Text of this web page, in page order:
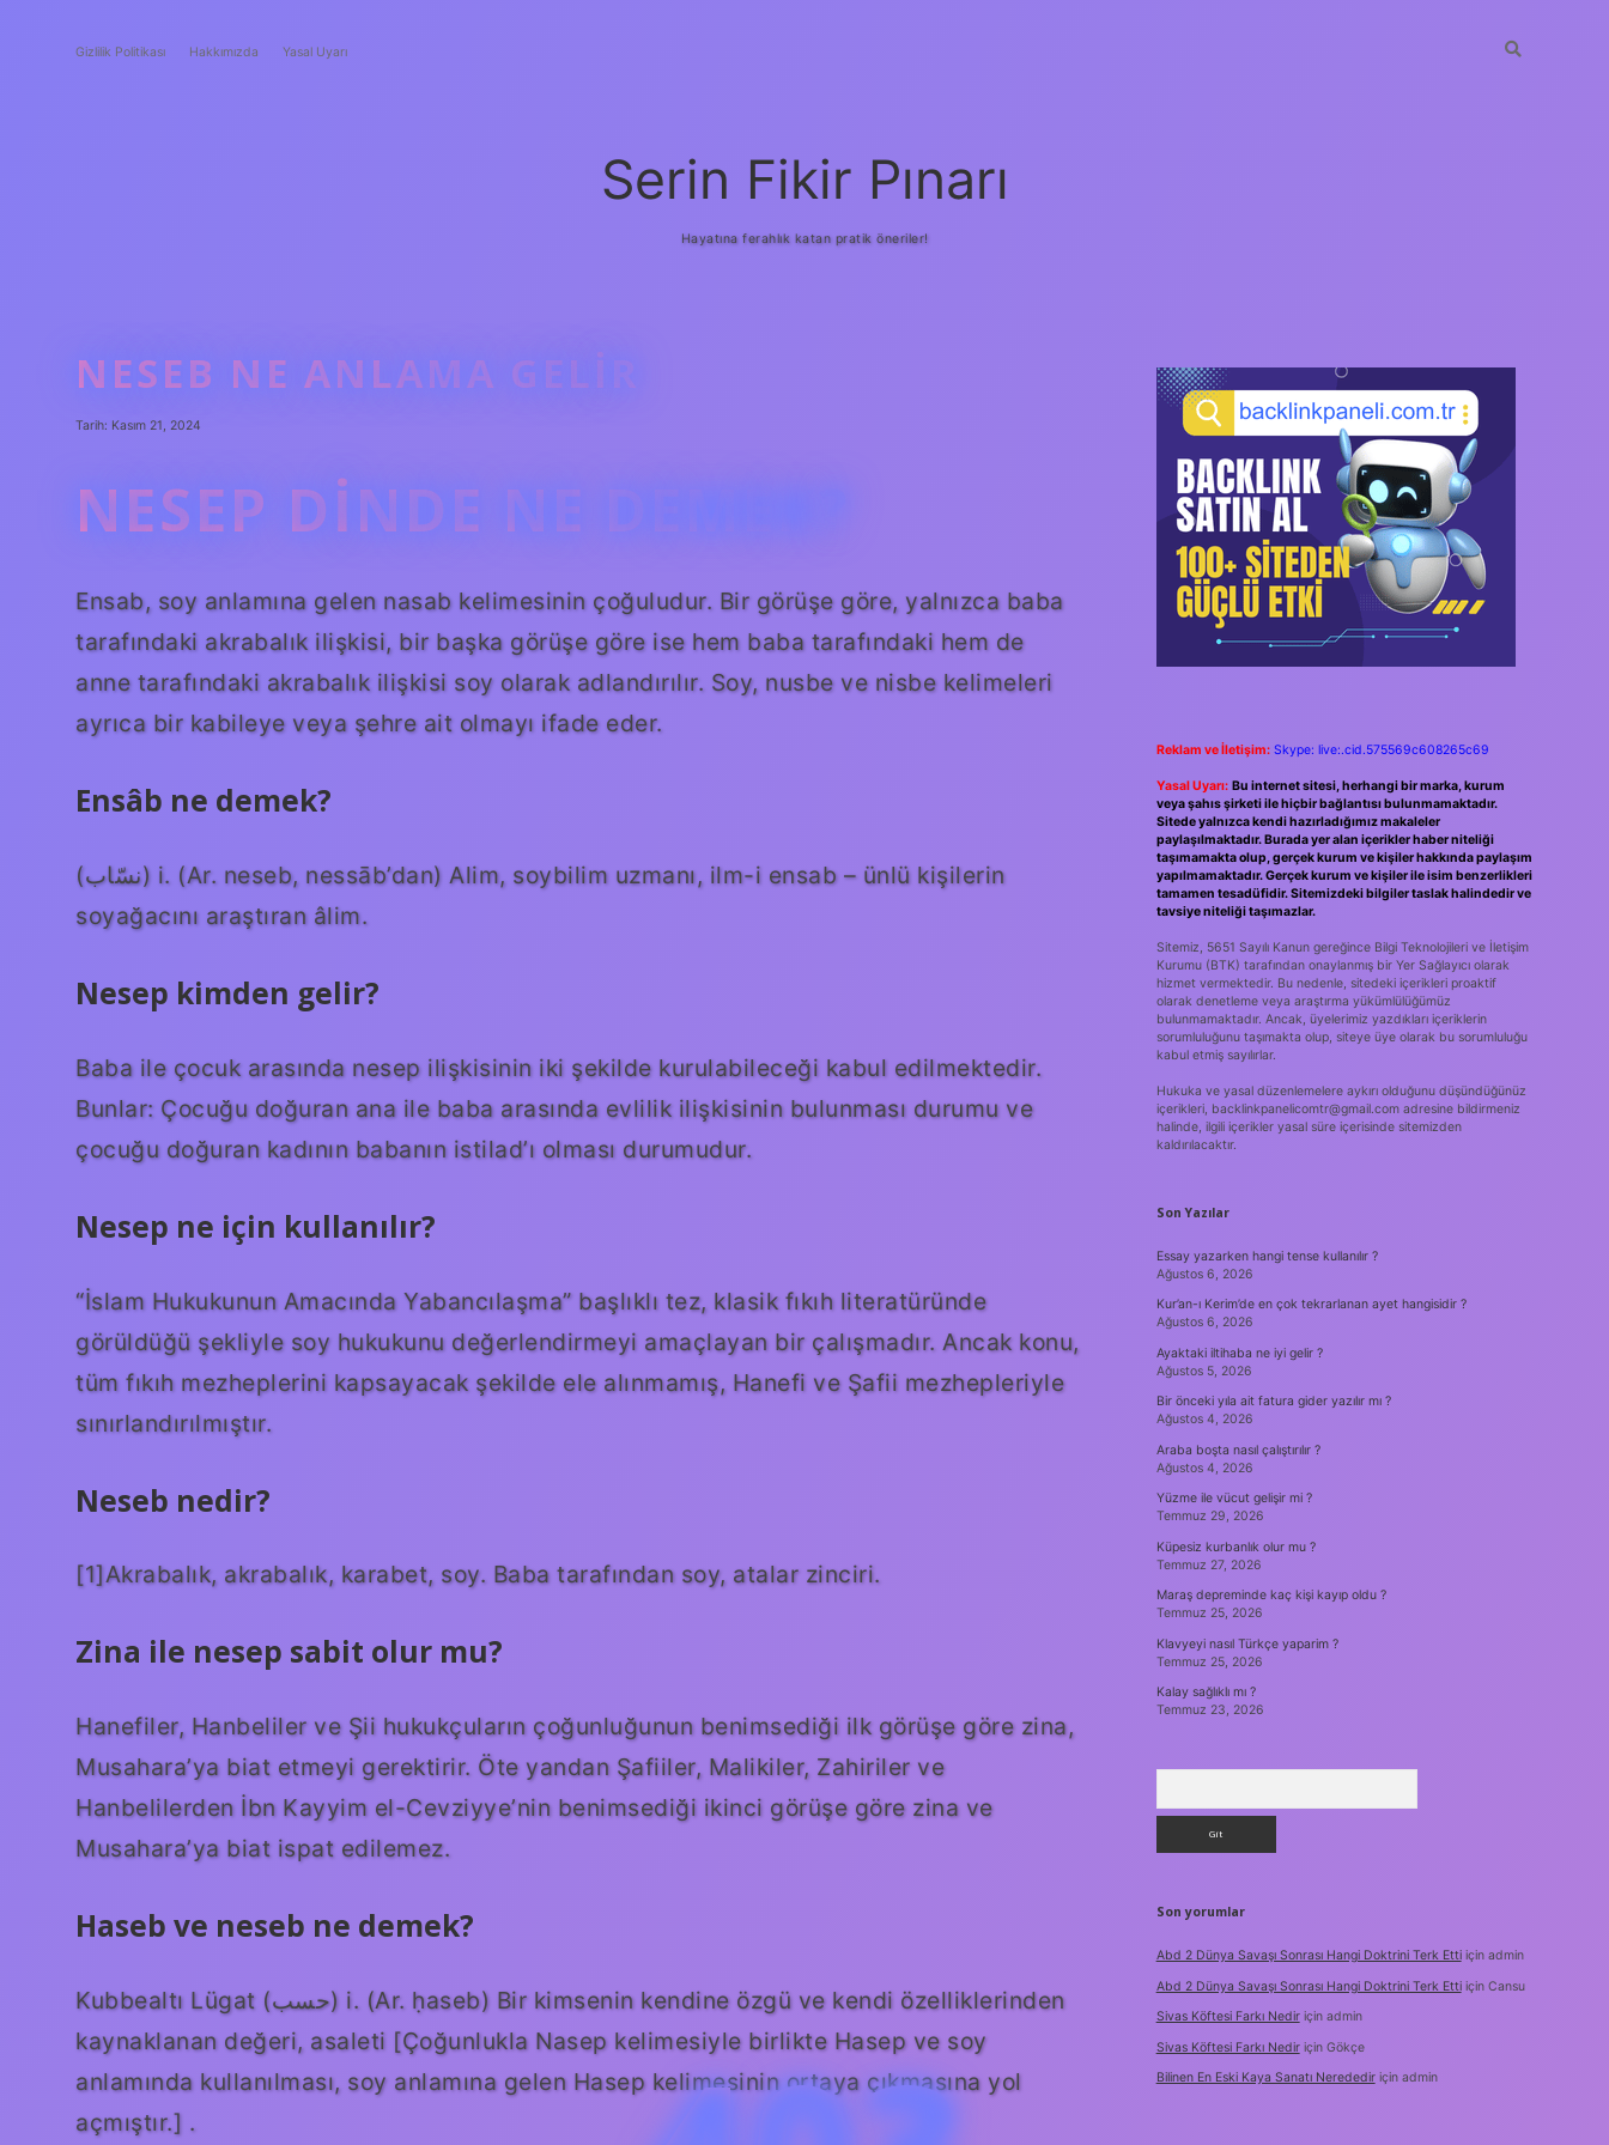
Gizlilik Politikası Hakkımızda Yasal Uyarı
Serin Fikir Pınarı
Hayatına ferahlık katan pratik öneriler!
NESEB NE ANLAMA GELIR
Tarih: Kasım 21, 2024
NESEP DINDE NE DEMEK?
Ensab, soy anlamına gelen nasab kelimesinin çoğuludur. Bir görüşe göre, yalnızca baba
tarafındaki akrabalık ilişkisi, bir başka görüşe göre ise hem baba tarafındaki hem de
anne tarafındaki akrabalık ilişkisi soy olarak adlandırılır. Soy, nusbe ve nisbe kelimeleri
ayrıca bir kabileye veya şehre ait olmayı ifade eder.
Ensâb ne demek?
(ﻧﺴّﺎﺏ) i. (Ar. neseb, nessāb’dan) Alim, soybilim uzmanı, ilm-i ensab – ünlü kişilerin
soyağacını araştıran âlim.
Nesep kimden gelir?
Baba ile çocuk arasında nesep ilişkisinin iki şekilde kurulabileceği kabul edilmektedir.
Bunlar: Çocuğu doğuran ana ile baba arasında evlilik ilişkisinin bulunması durumu ve
çocuğu doğuran kadının babanın istilad’ı olması durumudur.
Nesep ne için kullanılır?
“İslam Hukukunun Amacında Yabancılaşma” başlıklı tez, klasik fıkıh literatüründe
görüldüğü şekliyle soy hukukunu değerlendirmeyi amaçlayan bir çalışmadır. Ancak konu,
tüm fıkıh mezheplerini kapsayacak şekilde ele alınmamış, Hanefi ve Şafii mezhepleriyle
sınırlandırılmıştır.
Neseb nedir?
[1]Akrabalık, akrabalık, karabet, soy. Baba tarafından soy, atalar zinciri.
Zina ile nesep sabit olur mu?
Hanefiler, Hanbeliler ve Şii hukukçuların çoğunluğunun benimsediği ilk görüşe göre zina,
Musahara’ya biat etmeyi gerektirir. Öte yandan Şafiiler, Malikiler, Zahiriler ve
Hanbelilerden İbn Kayyim el-Cevziyye’nin benimsediği ikinci görüşe göre zina ve
Musahara’ya biat ispat edilemez.
Haseb ve neseb ne demek?
Kubbealtı Lügat (ﺣﺴﺐ) i. (Ar. ḥaseb) Bir kimsenin kendine özgü ve kendi özelliklerinden
kaynaklanan değeri, asaleti [Çoğunlukla Nasep kelimesiyle birlikte Hasep ve soy
anlamında kullanılması, soy anlamına gelen Hasep kelimesinin ortaya çıkmasına yol
açmıştır.] .
SIDEBAR
Reklam ve İletişim: Skype: live:.cid.575569c608265c69
Yasal Uyarı: Bu internet sitesi, herhangi bir marka, kurum
veya şahıs şirketi ile hiçbir bağlantısı bulunmamaktadır.
Sitede yalnızca kendi hazırladığımız makaleler
paylaşılmaktadır. Burada yer alan içerikler haber niteliği
taşımamakta olup, gerçek kurum ve kişiler hakkında paylaşım
yapılmamaktadır. Gerçek kurum ve kişiler ile isim benzerlikleri
tamamen tesadüfidir. Sitemizdeki bilgiler taslak halindedir ve
tavsiye niteliği taşımazlar.
Sitemiz, 5651 Sayılı Kanun gereğince Bilgi Teknolojileri ve İletişim
Kurumu (BTK) tarafından onaylanmış bir Yer Sağlayıcı olarak
hizmet vermektedir. Bu nedenle, sitedeki içerikleri proaktif
olarak denetleme veya araştırma yükümlülüğümüz
bulunmamaktadır. Ancak, üyelerimiz yazdıkları içeriklerin
sorumluluğunu taşımakta olup, siteye üye olarak bu sorumluluğu
kabul etmiş sayılırlar.
Hukuka ve yasal düzenlemelere aykırı olduğunu düşündüğünüz
içerikleri, backlinkpanelicomtr@gmail.comadresine bildirmeniz
halinde, ilgili içerikler yasal süre içerisinde sitemizden
kaldırılacaktır.
Son Yazılar
Essay yazarken hangi tense kullanılır ?
Ağustos 6, 2026
Kur’an-ı Kerim’de en çok tekrarlanan ayet hangisidir ?
Ağustos 6, 2026
Ayaktaki iltihaba ne iyi gelir ?
Ağustos 5, 2026
Bir önceki yıla ait fatura gider yazılır mı ?
Ağustos 4, 2026
Araba boşta nasıl çalıştırılır ?
Ağustos 4, 2026
Yüzme ile vücut gelişir mi ?
Temmuz 29, 2026
Küpesiz kurbanlık olur mu ?
Temmuz 27, 2026
Maraş depreminde kaç kişi kayıp oldu ?
Temmuz 25, 2026
Klavyeyi nasıl Türkçe yaparim ?
Temmuz 25, 2026
Kalay sağlıklı mı ?
Temmuz 23, 2026
Son yorumlar
Abd 2 Dünya Savaşı Sonrası Hangi Doktrini Terk Ettiiçin admin
Abd 2 Dünya Savaşı Sonrası Hangi Doktrini Terk Ettiiçin Cansu
Sivas Köftesi Farkı Nediriçin admin
Sivas Köftesi Farkı Nediriçin Gökçe
Bilinen En Eski Kaya Sanatı Neredediriçin admin